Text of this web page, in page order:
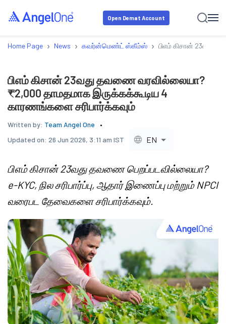
Open Demat Account
Home Page › News › கவர்ன்மெண்ட் ஸ்கீம்ஸ் › பிஎம் கிசான் 23வது
பிஎம் கிசான் 23வது தவணை வரவில்லையா?
₹2,000 தாமதமாக இருக்கக்கூடிய 4
காரணங்களை சரிபார்க்கவும்
Written by: Team Angel One
Updated on: 26 Jun 2026, 3:11 am IST EN
பிஎம் கிசான் 23வது தவணை பெறப்படவில்லையா?
e-KYC, நில சரிபார்ப்பு, ஆதார் இணைப்பு மற்றும் NPCI
வரைபட தேவைகளை சரிபார்க்கவும்.